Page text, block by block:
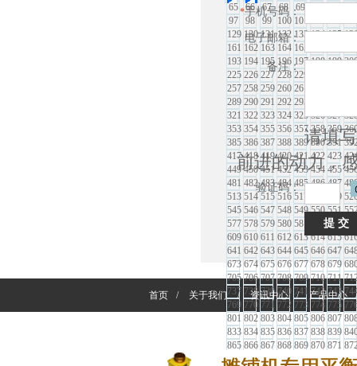
65
66 67 68 69
97
98 99 100 101 102 103
129 130 131 132 133 134 135
161 162 163 164 165
193 194 195 196 197 198 199
225 226 227 228 229
257 258 259 260 261
289 290 291 292 293
321 322 323 324 325 326 327
353 354 355 356 357 358 359
385 386 387 388 389 390 391
417 418 419 420 421 422 423
449 450 451 452 453 454 455
481 482 483 484 485 486 487
513 514 515 516 517 519
545 546 547 548 549 550 551
577 578 579 580 581 582 583
609 610 611 612 613 614 615
641 642 643 644 645 646 647
673 674 675 676 677 678 679
705 706 707 708 709 710 711
737 738 739 740 741 742 743
769 770 771 772 773 774 775
801 802 803 804 805 806 807
833 834 835 836 837 838 839
865 866 867 868 869 870 871
897 898 899 900 901 902 903
*手机号码：
电子邮箱：
备注：
请填
前进的动力，
验证码：
首页 / 关于我们 / 资讯中心 / 产品中心